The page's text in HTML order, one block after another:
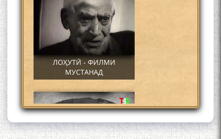
ЛОҲУТӢ - ФИЛМИ
МУСТАНАД